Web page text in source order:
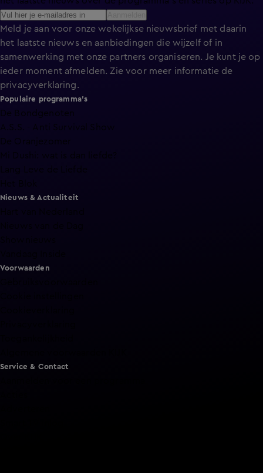
Meld je aan voor onze wekelijkse nieuwsbrief met daarin
het laatste nieuws en aanbiedingen die wijzelf of in
samenwerking met onze partners organiseren. Je kunt je op
ieder moment afmelden. Zie voor meer informatie de
privacyverklaring.
Populaire programma's
De Bondgenoten
A.S.S. - Anti Survival Show
De Oranjezomer
Mi Dushi: wat is dan liefde?
Nieuws & Actualiteit
Voorwaarden
Service & Contact